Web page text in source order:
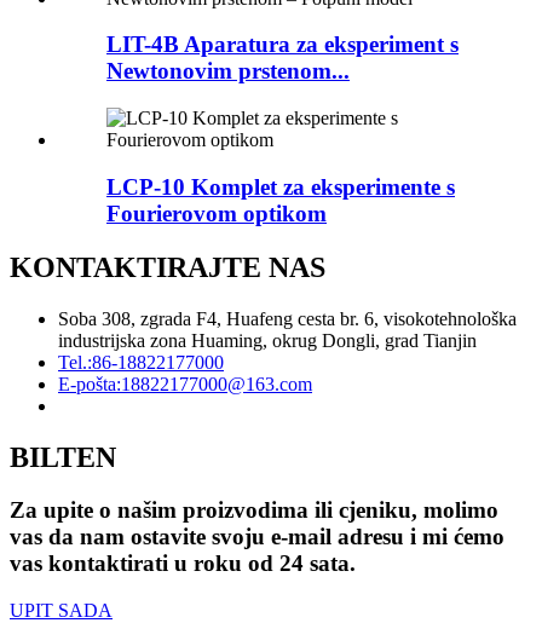
LIT-4B Aparatura za eksperiment s
Newtonovim prstenom...
LCP-10 Komplet za eksperimente s
Fourierovom optikom
KONTAKTIRAJTE NAS
Soba 308, zgrada F4, Huafeng cesta br. 6, visokotehnološka
industrijska zona Huaming, okrug Dongli, grad Tianjin
Tel.:86-18822177000
E-pošta:18822177000@163.com
BILTEN
Za upite o našim proizvodima ili cjeniku, molimo
vas da nam ostavite svoju e-mail adresu i mi ćemo
vas kontaktirati u roku od 24 sata.
UPIT SADA